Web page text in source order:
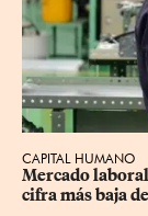
CAPITAL HUMANO
Mercado
cifra más baja